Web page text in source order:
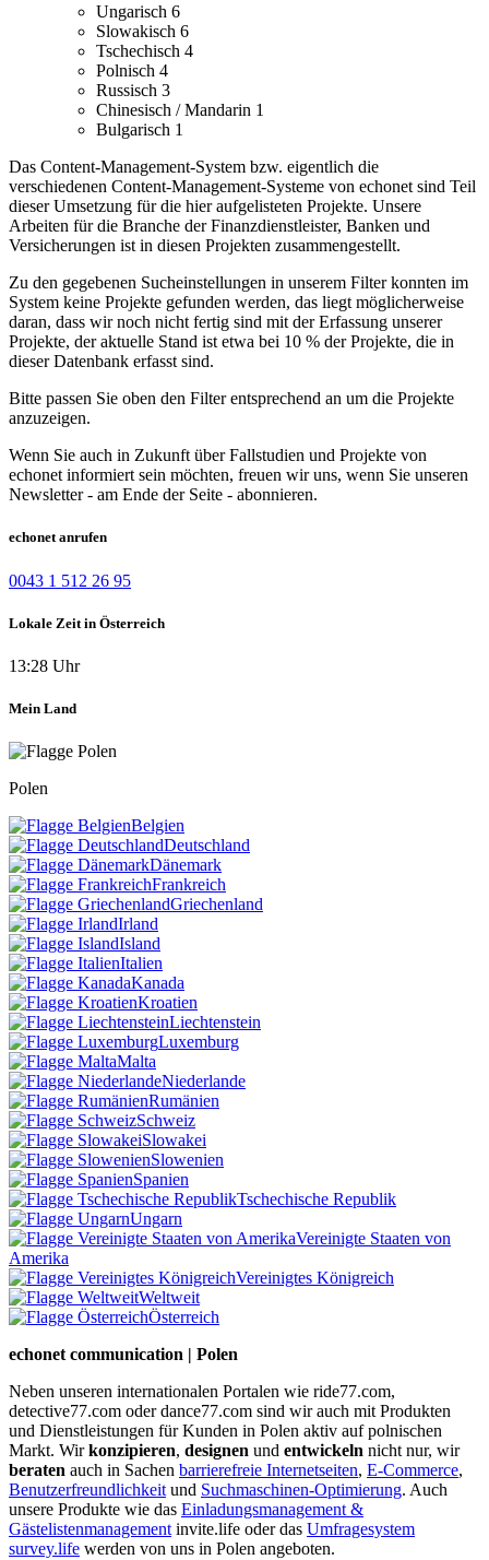
Ungarisch 6
Slowakisch 6
Tschechisch 4
Polnisch 4
Russisch 3
Chinesisch / Mandarin 1
Bulgarisch 1
Das Content-Management-System bzw. eigentlich die
verschiedenen Content-Management-Systeme von echonet sind Teil
dieser Umsetzung für die hier aufgelisteten Projekte. Unsere
Arbeiten für die Branche der Finanzdienstleister, Banken und
Versicherungen ist in diesen Projekten zusammengestellt.
Zu den gegebenen Sucheinstellungen in unserem Filter konnten im
System keine Projekte gefunden werden, das liegt möglicherweise
daran, dass wir noch nicht fertig sind mit der Erfassung unserer
Projekte, der aktuelle Stand ist etwa bei 10 % der Projekte, die in
dieser Datenbank erfasst sind.
Bitte passen Sie oben den Filter entsprechend an um die Projekte
anzuzeigen.
Wenn Sie auch in Zukunft über Fallstudien und Projekte von
echonet informiert sein möchten, freuen wir uns, wenn Sie unseren
Newsletter - am Ende der Seite - abonnieren.
echonet anrufen
0043 1 512 26 95
Lokale Zeit in Österreich
13:28 Uhr
Mein Land
Polen
Belgien
Deutschland
Dänemark
Frankreich
Griechenland
Irland
Island
Italien
Kanada
Kroatien
Liechtenstein
Luxemburg
Malta
Niederlande
Rumänien
Schweiz
Slowakei
Slowenien
Spanien
Tschechische Republik
Ungarn
Vereinigte Staaten von
Amerika
Vereinigtes Königreich
Weltweit
Österreich
echonet communication | Polen
Neben unseren internationalen Portalen wie ride77.com,
detective77.com oder dance77.com sind wir auch mit Produkten
und Dienstleistungen für Kunden in Polen aktiv auf polnischen
Markt. Wirkonzipieren, designen und entwickeln nicht nur, wir
beraten auch in Sachen barrierefreie Internetseiten, E-Commerce,
Benutzerfreundlichkeit und Suchmaschinen-Optimierung. Auch
unsere Produkte wie das Einladungsmanagement &
Gästelistenmanagement invite.life oder das Umfragesystem
survey.life werden von uns in Polen angeboten.